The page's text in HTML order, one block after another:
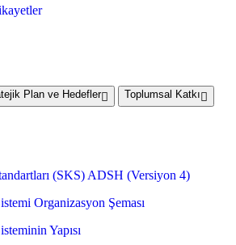
Plan ve Hedefler
Toplumsal Katkı
(SKS) ADSH (Versiyon 4)
Organizasyon Şeması
Yapısı